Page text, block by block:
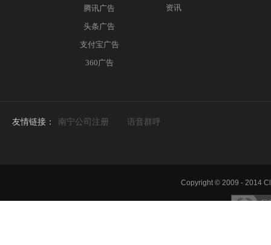
南宁公司注册 语音群呼
Copyright © 2009 - 2014
友情链接：
资讯
腾讯广告
头条广告
支付宝广告
360广告